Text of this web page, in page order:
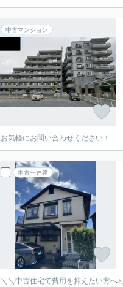
中古マンション
お気軽にお問い合わせください！
中古一戸建
＼＼中古住宅で費用を抑えたい方へ♪